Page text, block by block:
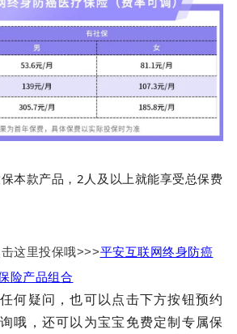
本款产品，2人及以上就能享受总保费
这里投保哦>>>平安互联网终身防癌
险产品组合
何疑问，也可以点击下方按钮预约
哦，还可以为宝宝免费定制专属保